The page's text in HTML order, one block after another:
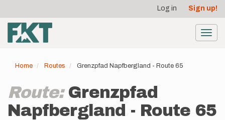
main
content
account
menu
Log in Sign up!
Home Routes Grenzpfad Napfbergland - Route 65
Route: Grenzpfad
Napfbergland - Route 65